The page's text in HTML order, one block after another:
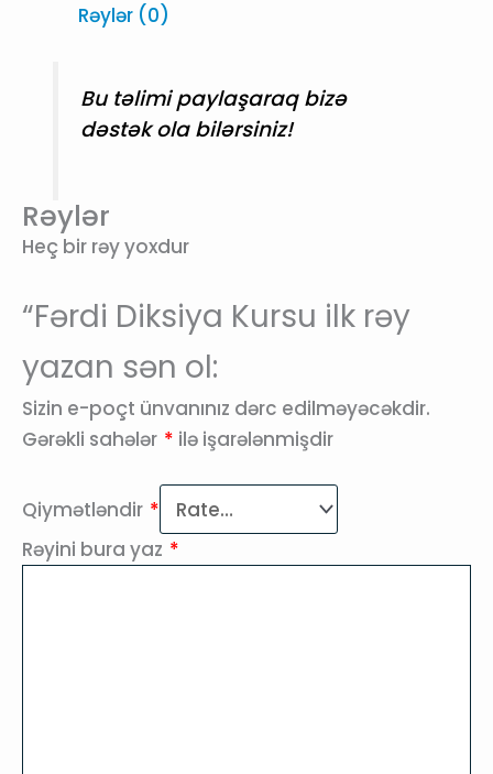
Rəylər (0)
Bu təlimi paylaşaraq bizə
dəstək ola bilərsiniz!
Rəylər
Heç bir rəy yoxdur
“Fərdi Diksiya Kursu ilk rəy
yazan sən ol:
Sizin e-poçt ünvanınız dərc edilməyəcəkdir.
Gərəkli sahələr * ilə işarələnmişdir
Qiymətləndir *
Rəyini bura yaz *